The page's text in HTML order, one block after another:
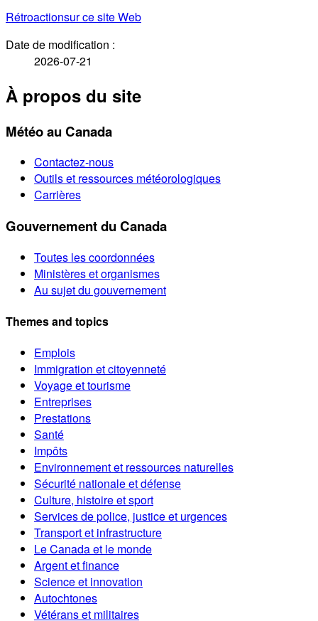
Rétroactionsur ce site Web
Date de modification :
2026-07-21
À propos du site
Météo au Canada
Contactez-nous
Outils et ressources météorologiques
Carrières
Gouvernement du Canada
Toutes les coordonnées
Ministères et organismes
Au sujet du gouvernement
Themes and topics
Emplois
Immigration et citoyenneté
Voyage et tourisme
Entreprises
Prestations
Santé
Impôts
Environnement et ressources naturelles
Sécurité nationale et défense
Culture, histoire et sport
Services de police, justice et urgences
Transport et infrastructure
Le Canada et le monde
Argent et finance
Science et innovation
Autochtones
Vétérans et militaires